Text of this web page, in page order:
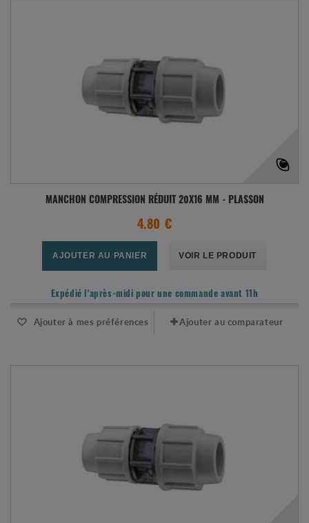
MANCHON COMPRESSION RÉDUIT 20X16 MM - PLASSON
4.80 €
AJOUTER AU PANIER VOIR LE PRODUIT
Expédié l'après-midi pour une commande avant 11h
Ajouter à mes préférences Ajouter au comparateur